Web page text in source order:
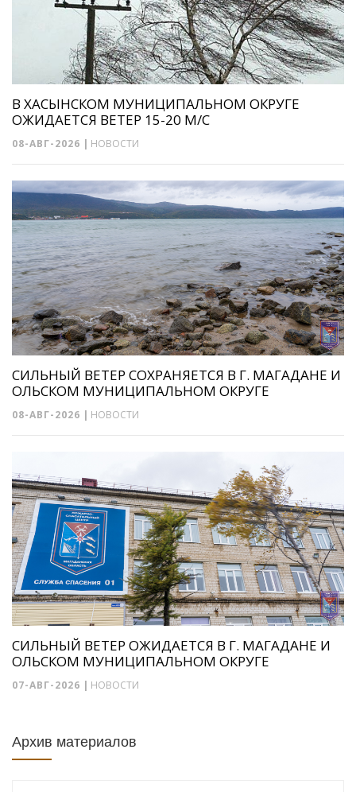
В ХАСЫНСКОМ МУНИЦИПАЛЬНОМ ОКРУГЕ
ОЖИДАЕТСЯ ВЕТЕР 15-20 М/С
08-АВГ-2026 | НОВОСТИ
СИЛЬНЫЙ ВЕТЕР СОХРАНЯЕТСЯ В Г. МАГАДАНЕ И
ОЛЬСКОМ МУНИЦИПАЛЬНОМ ОКРУГЕ
08-АВГ-2026 | НОВОСТИ
СИЛЬНЫЙ ВЕТЕР ОЖИДАЕТСЯ В Г. МАГАДАНЕ И
ОЛЬСКОМ МУНИЦИПАЛЬНОМ ОКРУГЕ
07-АВГ-2026 | НОВОСТИ
Архив материалов